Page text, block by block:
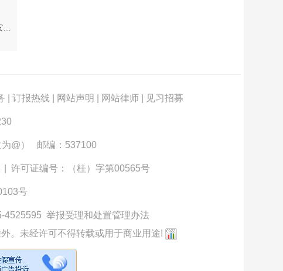
订报热线 网站声明 网站律师 见习招募
为@） 邮编：537100
许可证编号：（桂）字第00565号
号
4525595 举报受理和处置管理办法
。未经许可不得转载或用于商业用途!